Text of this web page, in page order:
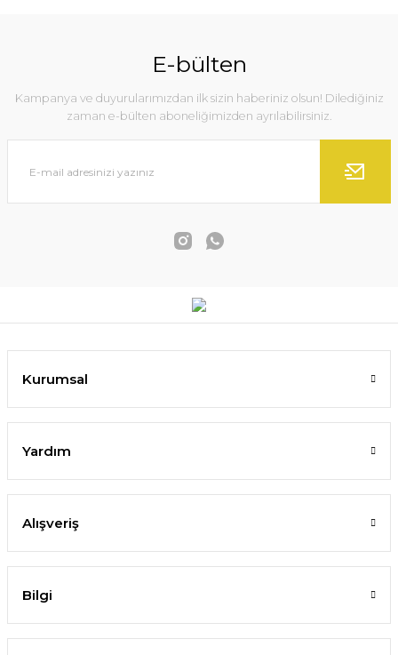
E-bülten
Kampanya ve duyurularımızdan ilk sizin haberiniz olsun! Dilediğiniz
zaman e-bülten aboneliğimizden ayrılabilirsiniz.
Kurumsal
Yardım
Alışveriş
Bilgi